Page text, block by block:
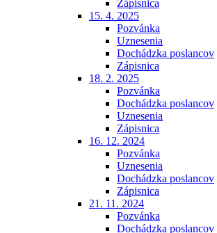
Zápisnica
15. 4. 2025
Pozvánka
Uznesenia
Dochádzka poslancov
Zápisnica
18. 2. 2025
Pozvánka
Dochádzka poslancov
Uznesenia
Zápisnica
16. 12. 2024
Pozvánka
Uznesenia
Dochádzka poslancov
Zápisnica
21. 11. 2024
Pozvánka
Dochádzka poslancov